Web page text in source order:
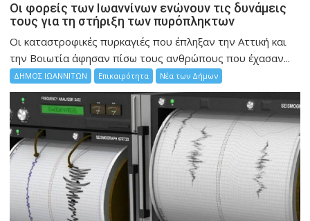
Οι φορείς των Ιωαννίνων ενώνουν τις δυνάμεις
τους για τη στήριξη των πυρόπληκτων
Οι καταστροφικές πυρκαγιές που έπληξαν την Αττική και
την Bοιωτία άφησαν πίσω τους ανθρώπους που έχασαν...
ΔΗΜΟΣ ΙΩΑΝΝΙΤΩΝ Επικαιρότητα Νέα των Δήμων